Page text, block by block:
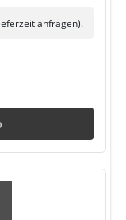
anfragen).